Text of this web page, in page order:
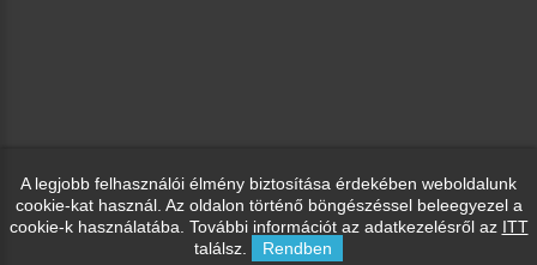
A legjobb felhasználói élmény biztosítása érdekében weboldalunk
cookie-kat használ. Az oldalon történő böngészéssel beleegyezel a
cookie-k használatába. További információt az adatkezelésről az ITT
találsz.
Rendben